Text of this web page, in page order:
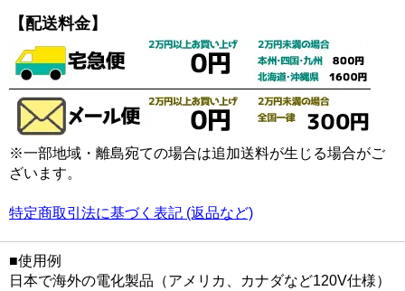
【配送料金】
※一部地域・離島宛ての場合は追加送料が生じる場合がご
ざいます。
特定商取引法に基づく表記 (返品など)
■使用例
日本で海外の電化製品（アメリカ、カナダなど120V仕様）